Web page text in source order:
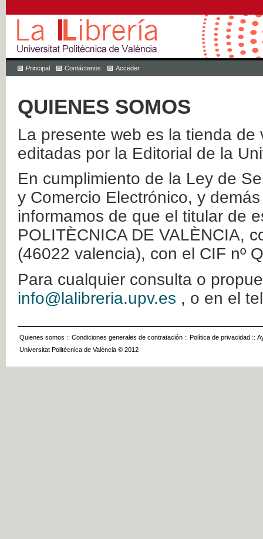
Principal Contáctenos Acceder
QUIENES SOMOS
La presente web es la tienda
editadas por la Editorial de la
En cumplimiento de la Ley de
y Comercio Electrónico, y
informamos de que el titular de
POLITÈCNICA DE VALÈNCIA,
(46022 valencia), con el CIF nº
Para cualquier consulta o
info@lalibreria.upv.es , o en el
Quienes somos :: Condiciones generales de contratación :: Política de privacidad ::
Universitat Politècnica de València © 2012